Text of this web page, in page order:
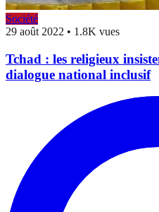
Société
29 août 2022 • 1.8K vues
Tchad : les religieux
dialogue national inclusif